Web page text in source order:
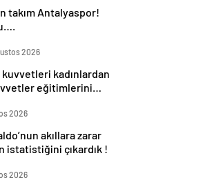
takım Antalyaspor!
2026
kuvvetleri kadınlardan
eğitimlerini
2026
akıllara zarar
istatistiğini çıkardık !
2026